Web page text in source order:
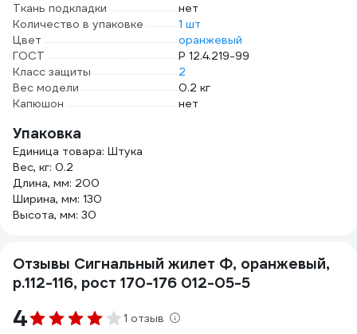
Ткань подкладки
нет
Количество в упаковке
1 шт
Цвет
оранжевый
ГОСТ
Р 12.4.219-99
Класс защиты
2
Вес модели
0.2 кг
Капюшон
нет
Упаковка
Единица товара: Штука
Вес, кг: 0.2
Длина, мм: 200
Ширина, мм: 130
Высота, мм: 30
Отзывы Сигнальный жилет Ф, оранжевый,
р.112-116, рост 170-176 012-05-5
4 1 отзыв